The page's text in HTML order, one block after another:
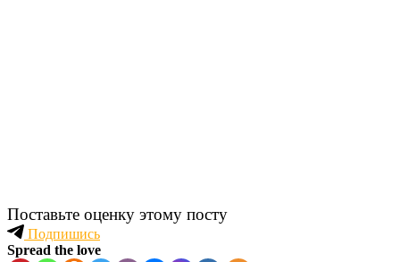
Поставьте оценку этому посту
Подпишись
Spread the love